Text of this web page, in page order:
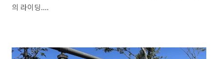
의 라이딩....